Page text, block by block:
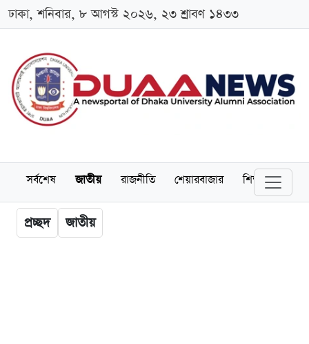
ঢাকা, শনিবার, ৮ আগস্ট ২০২৬, ২৩ শ্রাবণ ১৪৩৩
সর্বশেষ জাতীয় রাজনীতি শেয়ারবাজার শিক্ষা
প্রচ্ছদ জাতীয়